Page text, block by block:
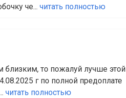
че... читать полностью
близким, то пожалуй лучше этой
г по полной предоплате
читать полностью